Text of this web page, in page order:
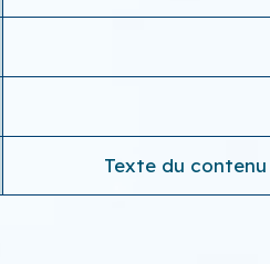
Texte du